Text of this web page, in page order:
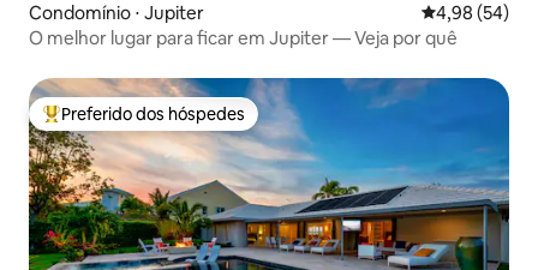
Condomínio ⋅ Jupiter 4,98 de uma
4,98 (54)
O melhor lugar para ficar em Jupiter — Veja por quê
Entre os melhores preferidos dos hóspedes
Preferido dos hóspedes